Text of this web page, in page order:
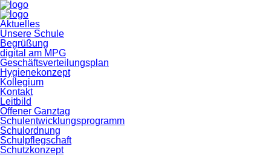
Navigation
überspringen
Aktuelles
Unsere Schule
Begrüßung
digital am MPG
Geschäftsverteilungsplan
Hygienekonzept
Kollegium
Kontakt
Leitbild
Offener Ganztag
Schulentwicklungsprogramm
Schulordnung
Schulpflegschaft
Schutzkonzept